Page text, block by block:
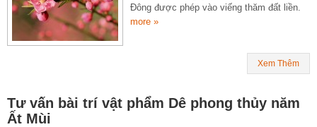
Đông được phép vào viếng thăm đất liền.
more »
Xem Thêm
Tư vấn bài trí vật phẩm Dê phong thủy năm
Ất Mùi